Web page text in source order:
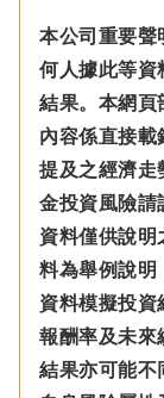
本公司重要聲
何人據此等資
結果。本網頁
內容係直接
提及之經濟走
金投資風險請
資料僅供說明
料為舉例說明
資料模擬投資
報酬率及未來
結果亦可能不